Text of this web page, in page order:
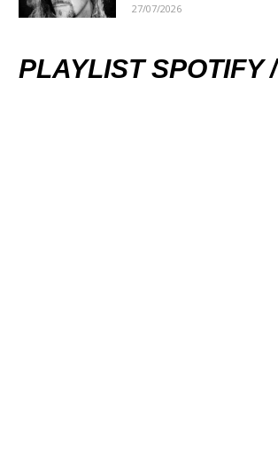
27/07/2026
PLAYLIST SPOTIFY /